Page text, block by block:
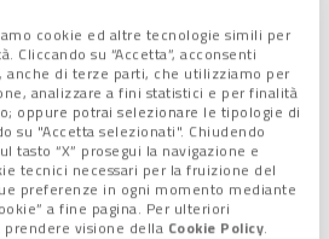
cookie ed altre tecnologie simili per
Cliccando su “Accetta”, acconsenti
di terze parti, che utilizziamo per
analizzare a fini statistici e per finalità
oppure potrai selezionare le tipologie di
su "Accetta selezionati". Chiudendo
tasto “X” prosegui la navigazione e
tecnici necessari per la fruizione del
preferenze in ogni momento mediante
a fine pagina. Per ulteriori
visione della Cookie Policy.
una certa preoccupazione in Europa
che si occupa del monitoraggio
-. Il numero dei casi èsalito da
a oltre 29 mila in poco più di